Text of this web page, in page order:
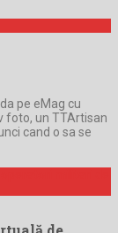
pe eMag cu
foto, un TTArtisan
cand o sa se